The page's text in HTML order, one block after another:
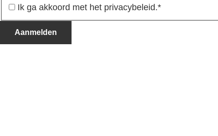
Ik ga akkoord met het privacybeleid.*
Aanmelden